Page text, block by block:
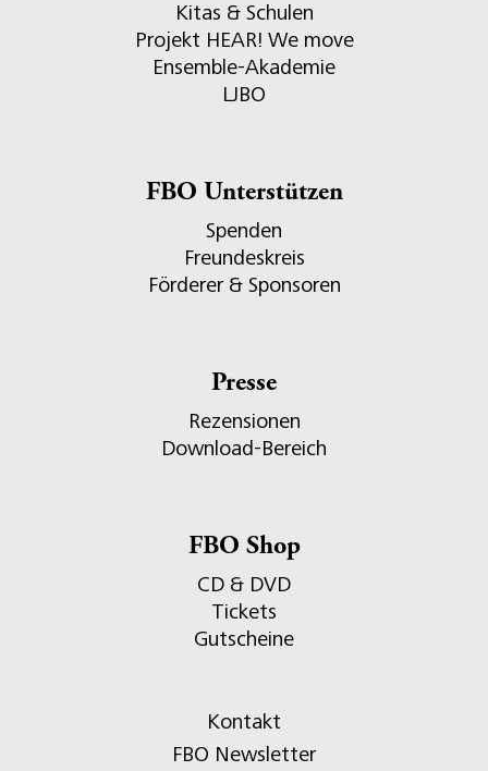
Kitas & Schulen
Projekt HEAR! We move
Ensemble-Akademie
LJBO
FBO Unterstützen
Spenden
Freundeskreis
Förderer & Sponsoren
Presse
Rezensionen
Download-Bereich
FBO Shop
CD & DVD
Tickets
Gutscheine
Kontakt
FBO Newsletter